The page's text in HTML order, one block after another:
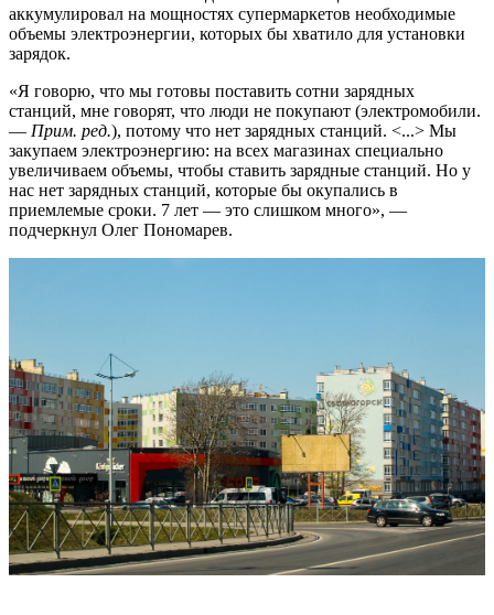
аккумулировал на мощностях супермаркетов необходимые
объемы электроэнергии, которых бы хватило для установки
зарядок.
«Я говорю, что мы готовы поставить сотни зарядных
станций, мне говорят, что люди не покупают (электромобили.
— Прим. ред.), потому что нет зарядных станций. <...> Мы
закупаем электроэнергию: на всех магазинах специально
увеличиваем объемы, чтобы ставить зарядные станций. Но у
нас нет зарядных станций, которые бы окупались в
приемлемые сроки. 7 лет — это слишком много», —
подчеркнул Олег Пономарев.